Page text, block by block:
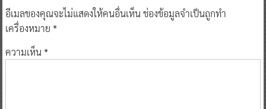
อีเมลของคุณจะไม่แสดงให้คนอื่นเห็นช่องข้อมูลจำเป็นถูกทำ
เครื่องหมาย *
ความเห็น*